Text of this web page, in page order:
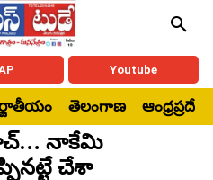
Youtube
తెలంగాణ ఆంధ్రప్రదేశ్
నాకేమి
చేశా